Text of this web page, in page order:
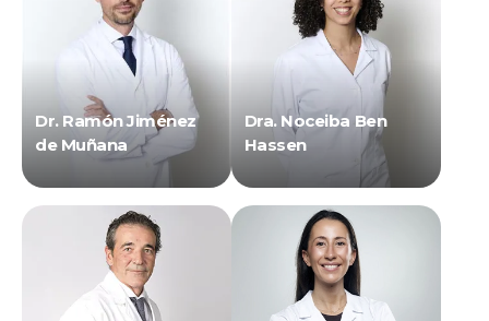
Dr. Ramón Jiménez
de Muñana
Dra. Noceiba Ben
Hassen